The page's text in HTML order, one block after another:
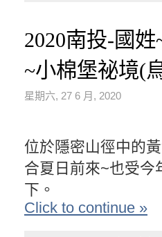
2020南投-國
~小棉堡祕境(
星期六, 27 6 月, 2020
位於隱密山徑中的
合夏日前來~也受今
下。
Click to continue »